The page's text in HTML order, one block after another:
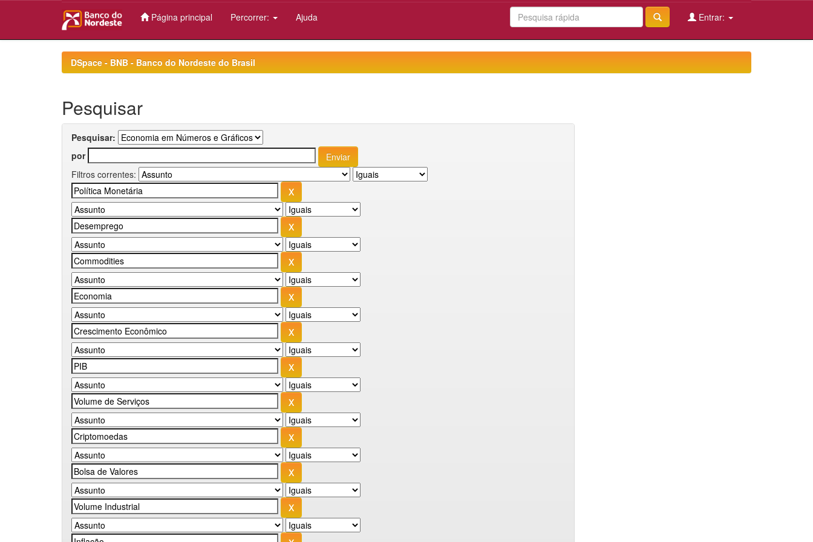
Página principal Percorrer: Ajuda Entrar:
DSpace - BNB - Banco do Nordeste do Brasil
Pesquisar
Pesquisar:
por
Filtros correntes: